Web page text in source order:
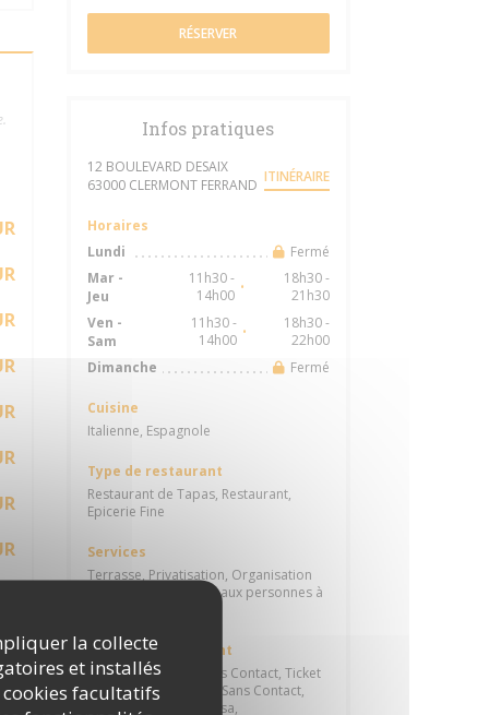
la collecte
et installés
facultatifs
RÉSERVER
Infos pratiques
12 BOULEVARD DESAIX
63000 CLERMONT FERRAND((ouvre une nouvelle fenêtre))
ITINÉRAIRE
Horaires
Lundi
Fermé
Mar -
Jeu
11h30 -
14h00 •
18h30 -
21h30
Ven -
Sam
11h30 -
14h00 •
18h30 -
22h00
Dimanche
Fermé
Cuisine
Italienne, Espagnole
Type de restaurant
Restaurant de Tapas, Restaurant,
Epicerie Fine
Services
Terrasse, Privatisation, Organisation
d'événements, Accès aux personnes à
Moyens de paiement
Paiement mobile, Sans Contact, Ticket
Restaurant, Paiement Sans Contact,
Chèques Vacances, Visa,